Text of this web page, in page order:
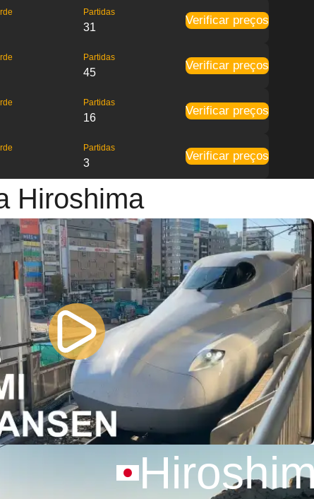
Partidas
31
Verificar preços
Partidas
45
Verificar preços
Partidas
16
Verificar preços
Partidas
3
Verificar preços
Hiroshima